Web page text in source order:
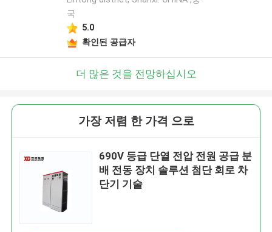
국
5.0
확인된 공급자
더 많은 것을 전망하십시오
가장 저렴 한 가격 으로
690V 등급 단열 전압 전원 공급 분
배 전동 장치 솔루션 첨단 회로 차
단기 기술